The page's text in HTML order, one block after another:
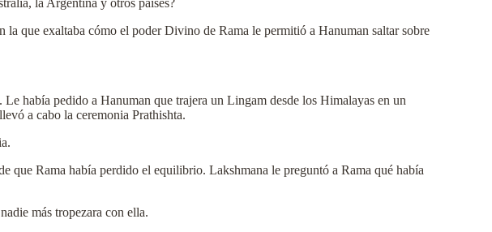
la Argentina y otros países?
que exaltaba cómo el poder Divino de Rama le permitió a Hanuman saltar sobre
había pedido a Hanuman que trajera un Lingam desde los Himalayas en un
a cabo la ceremonia Prathishta.
que Rama había perdido el equilibrio. Lakshmana le preguntó a Rama qué había
más tropezara con ella.